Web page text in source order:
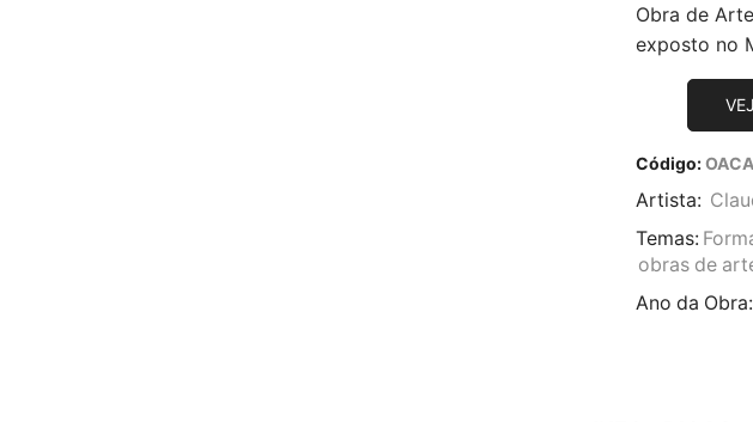
Obra de
exposto no
Código:
Artista:
Temas:
obras de
Ano da Obra: